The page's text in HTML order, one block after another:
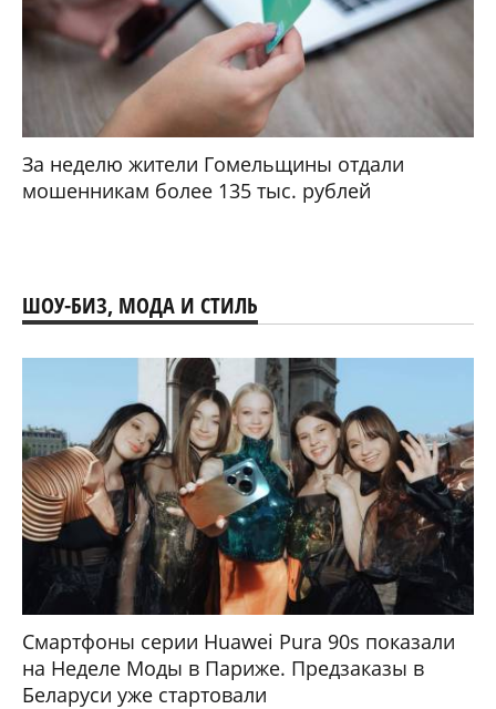
За неделю жители Гомельщины отдали
мошенникам более 135 тыс. рублей
ШОУ-БИЗ, МОДА И СТИЛЬ
Смартфоны серии Huawei Pura 90s показали
на Неделе Моды в Париже. Предзаказы в
Беларуси уже стартовали